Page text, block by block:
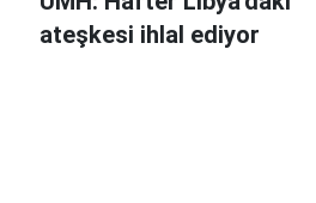
ateşkesi ihlal ediyor